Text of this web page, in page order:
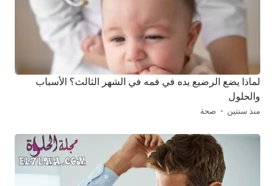
لماذا يضع الرضيع يده في فمه في الشهر الثالث؟ الأسباب
والحلول
منذ سنتين صحة